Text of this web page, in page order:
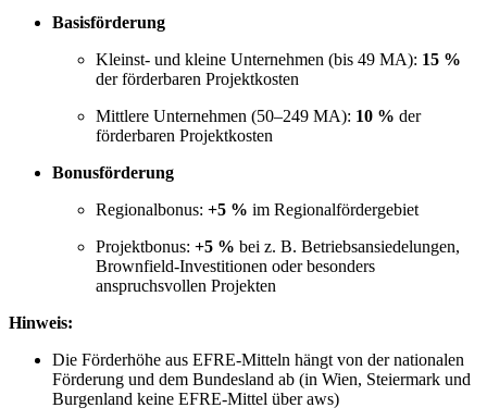
Basisförderung
Kleinst- und kleine Unternehmen (bis 49 MA): 15 %
der förderbaren Projektkosten
Mittlere Unternehmen (50–249 MA): 10 % der
förderbaren Projektkosten
Bonusförderung
Regionalbonus: +5 % im Regionalfördergebiet
Projektbonus: +5 % bei z. B. Betriebsansiedelungen,
Brownfield-Investitionen oder besonders
anspruchsvollen Projekten
Hinweis:
Die Förderhöhe aus EFRE-Mitteln hängt von der nationalen
Förderung und dem Bundesland ab (in Wien, Steiermark und
Burgenland keine EFRE-Mittel über aws)